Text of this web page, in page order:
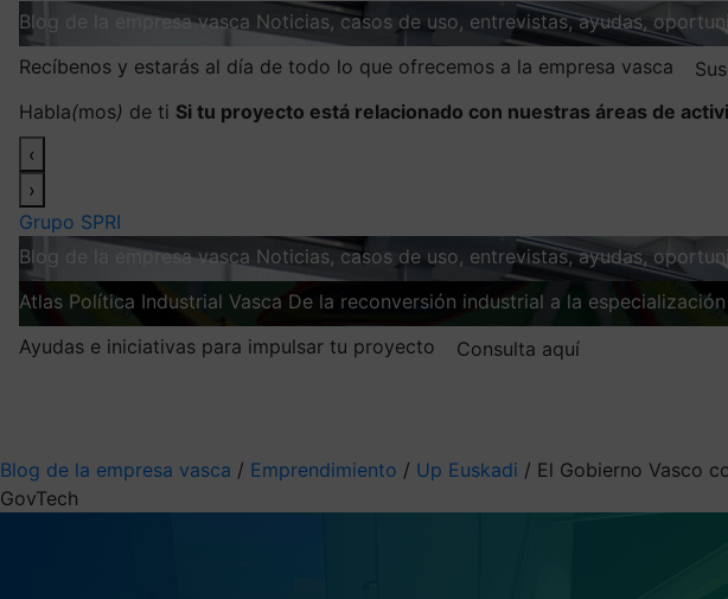
Blog de la empresa vasca Noticias, casos de uso, entrevistas, ayudas,
Recíbenos y estarás al día de todo lo que ofrecemos a la empresa vasca
Habla(mos) de ti Si tu proyecto está relacionado con nuestras áreas de
‹
›
Grupo SPRI
Blog de la empresa vasca Noticias, casos de uso, entrevistas, ayudas,
Atlas Política Industrial Vasca De la reconversión industrial a la
Ayudas e iniciativas para impulsar tu proyecto
Consulta aquí
Blog de la empresa vasca / Emprendimiento / Up Euskadi / El Gobierno Vasco
GovTech